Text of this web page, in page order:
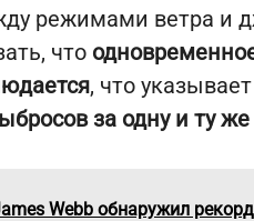
режимами ветра и
что
, что
за одну и ту
Webb обнаружил